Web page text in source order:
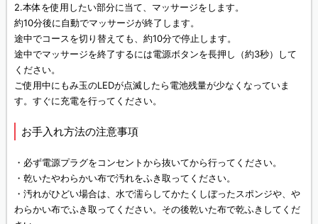
2.本体を使用したい部分に当て、マッサージをします。
約10分後に自動でマッサージが終了します。
途中でコースを切り替えても、約10分で停止します。
途中でマッサージを終了するには電源ボタンを長押し（約3秒）して
ください。
ご使用中にもみ玉のLEDが点滅したら電池残量が少なくなっていま
す。すぐに充電を行ってください。
お手入れ方法の注意事項
・必ず電源プラグをコンセントから抜いてから行ってください。
・乾いたやわらかい布で汚れをふき取ってください。
・汚れがひどい場合は、水で濡らしてかたくしぼったスポンジや、や
わらかい布でふき取ってください。その後乾いた布で乾ふきしてくだ